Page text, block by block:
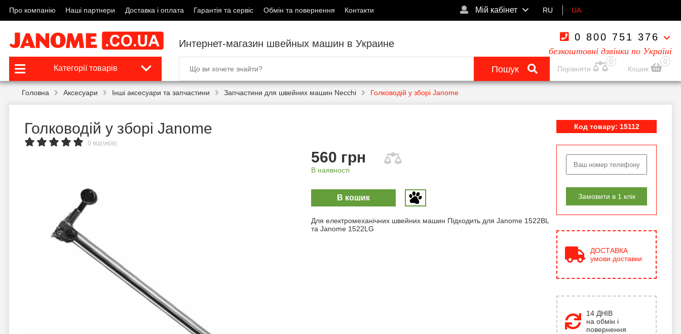
Про компанію Наші партнери Доставка і оплата Гарантія та сервіс Обмін та повернення Контакти Мій кабінет RU UA
Интернет-магазин швейных машин в Украине
0 800 751 376
безкоштовні дзвінки по Україні
Категорії товарів Пошук
0
Порівняти
0
Кошик
Головна Аксесуари Інші аксесуари та запчастини Запчастини для швейних машин Necchi Голководій у зборі Janome
Голководій у зборі Janome
0 відгук(ів)
560 грн
В наявності
В кошик
Для електромеханічних швейних машин Підходить для Janome 1522BL
та Janome 1522LG
Код товару: 15112
Замовити в 1 клік
ДОСТАВКА
умови доставки
14 ДНІВ
на обмін і
повернення